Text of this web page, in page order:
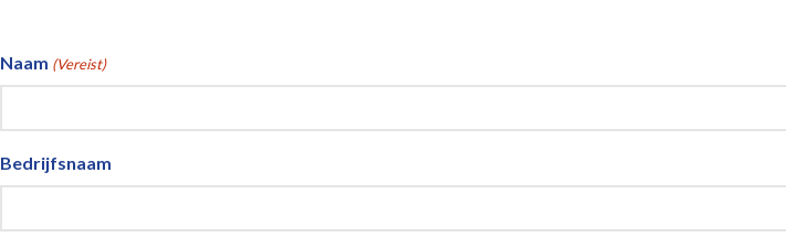
Naam (Vereist)
Bedrijfsnaam